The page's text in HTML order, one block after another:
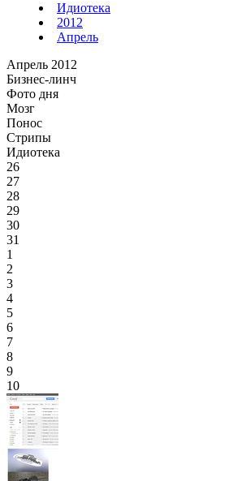
Идиотека
2012
Апрель
Апрель 2012
Бизнес-линч
Фото дня
Мозг
Понос
Стрипы
Идиотека
26
27
28
29
30
31
1
2
3
4
5
6
7
8
9
10